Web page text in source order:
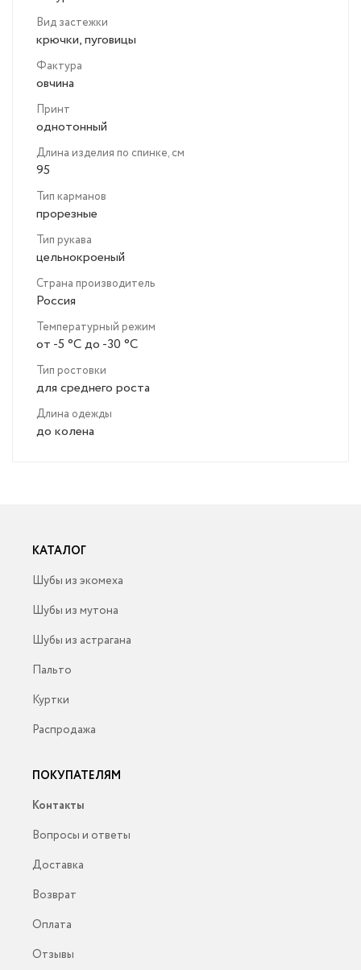
Вид застежки
крючки, пуговицы
Фактура
овчина
Принт
однотонный
Длина изделия по спинке, см
95
Тип карманов
прорезные
Тип рукава
цельнокроеный
Страна производитель
Россия
Температурный режим
от -5 °C до -30 °C
Тип ростовки
для среднего роста
Длина одежды
до колена
КАТАЛОГ
Шубы из экомеха
Шубы из мутона
Шубы из астрагана
Пальто
Куртки
Распродажа
ПОКУПАТЕЛЯМ
Контакты
Вопросы и ответы
Доставка
Возврат
Оплата
Отзывы